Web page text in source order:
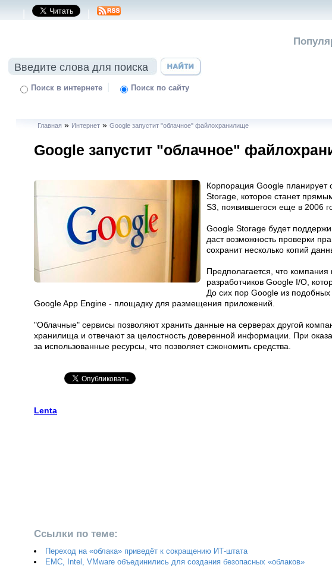
| |
Поиск в интернете | Поиск по сайту
Главная » Интернет» Google запустит "облачное" файлохранилище
Google запустит "облачное"
Корпорация Google
Storage, которое станет
S3, появившегося еще в 2006
Google Storage будет
даст возможность проверки
сохранит несколько копий
Предполагается, что
разработчиков Google I/O,
До сих пор Google из
Google App Engine - площадку для размещения приложений.
"Облачные" сервисы позволяют хранить данные на серверах другой
хранилища и отвечают за целостность доверенной информации. При
за использованные ресурсы, что позволяет сэкономить средства.
Lenta
Ссылки по теме:
Переход на «облака» приведёт к сокращению ИТ-штата
EMC, Intel, VMware объединились для создания безопасных «облаков»